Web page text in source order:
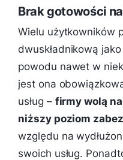
Brak gotowości
Wielu użytkowników
dwuskładnikową
powodu nawet w
jest ona
usług – firmy wolą
niższy poziom
względu na
swoich usług.